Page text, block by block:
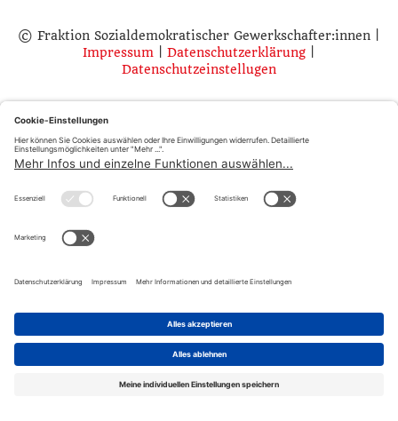
© Fraktion Sozialdemokratischer Gewerkschafter:innen |
Impressum |Datenschutzerklärung
Datenschutzeinstellugen